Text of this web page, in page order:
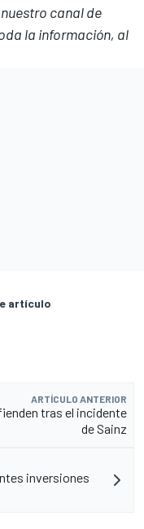
canal de
la información, al
artículo
ARTÍCULO ANTERIOR
tras el incidente
de Sainz
inversiones